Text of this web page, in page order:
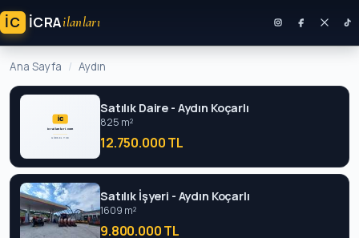
İC ICRAilanları
Ana Sayfa Aydın
Satılık Daire - Aydın Koçarlı
825 m²
12.750.000 TL
Satılık İşyeri - Aydın Koçarlı
1609 m²
9.800.000 TL